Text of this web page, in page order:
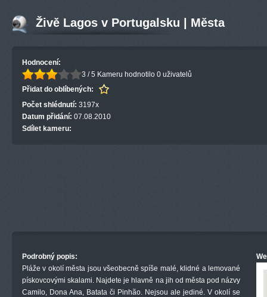
Živě Lagos v Portugalsku | Města
Hodnocení:
3 / 5 Kameru hodnotilo 0 uživatelů
Přidat do oblíbených:
Počet shlédnutí: 3197x
Datum přidání: 07.08.2010
Sdílet kameru:
Podrobný popis:
Pláže v okolí města jsou všeobecně spíše malé, klidné a lemované
pískovcovými skalami. Najdete je hlavně na jih od města pod názvy
Camilo, Dona Ana, Batata či Pinhão. Nejsou ale jediné. V okolí se